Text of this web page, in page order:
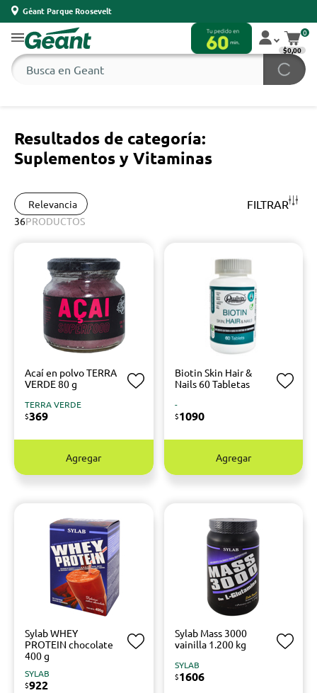
Géant Parque Roosevelt
0
$0,00
Resultados de categoría:
Suplementos y Vitaminas
Relevancia FILTRAR
36PRODUCTOS
Acaí en polvo TERRA
VERDE 80 g
TERRA VERDE
$369
Agregar
Biotin Skin Hair &
Nails 60 Tabletas
-
$1090
Agregar
Sylab WHEY
PROTEIN chocolate
400 g
SYLAB
$922
Sylab Mass 3000
vainilla 1.200 kg
SYLAB
$1606